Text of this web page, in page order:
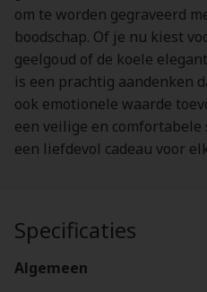
om te worden gegraveerd
boodschap. Of je nu kiest
geelgoud of de koele
is een prachtig aandenken
ook emotionele waarde
een veilige en
een liefdevol cadeau voor
Specificaties
Algemeen